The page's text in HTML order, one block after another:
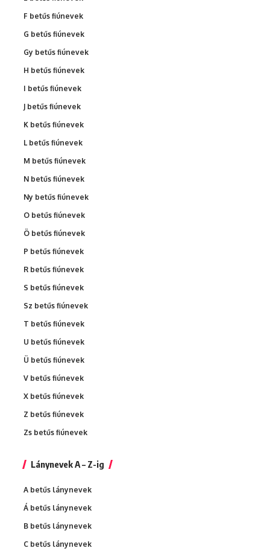
F betűs fiúnevek
G betűs fiúnevek
Gy betűs fiúnevek
H betűs fiúnevek
I betűs fiúnevek
J betűs fiúnevek
K betűs fiúnevek
L betűs fiúnevek
M betűs fiúnevek
N betűs fiúnevek
Ny betűs fiúnevek
O betűs fiúnevek
Ö betűs fiúnevek
P betűs fiúnevek
R betűs fiúnevek
S betűs fiúnevek
Sz betűs fiúnevek
T betűs fiúnevek
U betűs fiúnevek
Ü betűs fiúnevek
V betűs fiúnevek
X betűs fiúnevek
Z betűs fiúnevek
Zs betűs fiúnevek
Lánynevek A – Z-ig
A betűs lánynevek
Á betűs lánynevek
B betűs lánynevek
C betűs lánynevek